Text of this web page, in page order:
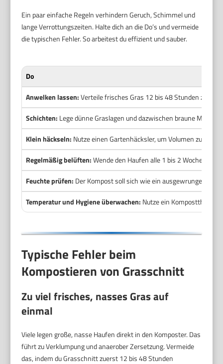
Ein paar einfache Regeln verhindern Geruch, Schimmel und
lange Verrottungszeiten. Halte dich an die Do’s und vermeide
die typischen Fehler. So arbeitest du effizient und sauber.
Do
Anwelken lassen:Verteile frisches Gras 12 bis 48 Stunden zum
Schichten: Lege dünne Graslagen und dazwischen braune
Klein häckseln: Nutze einen Gartenhäcksler, um Volumen zu
Regelmäßig belüften:Wende den Haufen alle 1 bis 2 Wochen mit
Feuchte prüfen: Der Kompost soll sich wie ein ausgewrungener
Temperatur und Hygiene überwachen: Nutze ein
Typische Fehler beim
Kompostieren von Grasschnitt
Zu viel frisches, nasses Gras auf
einmal
Viele legen große, nasse Haufen direkt in den Komposter. Das
führt zu Verklumpung und anaerober Zersetzung. Vermeide
das, indem du Grasschnitt zuerst 12 bis 48 Stunden